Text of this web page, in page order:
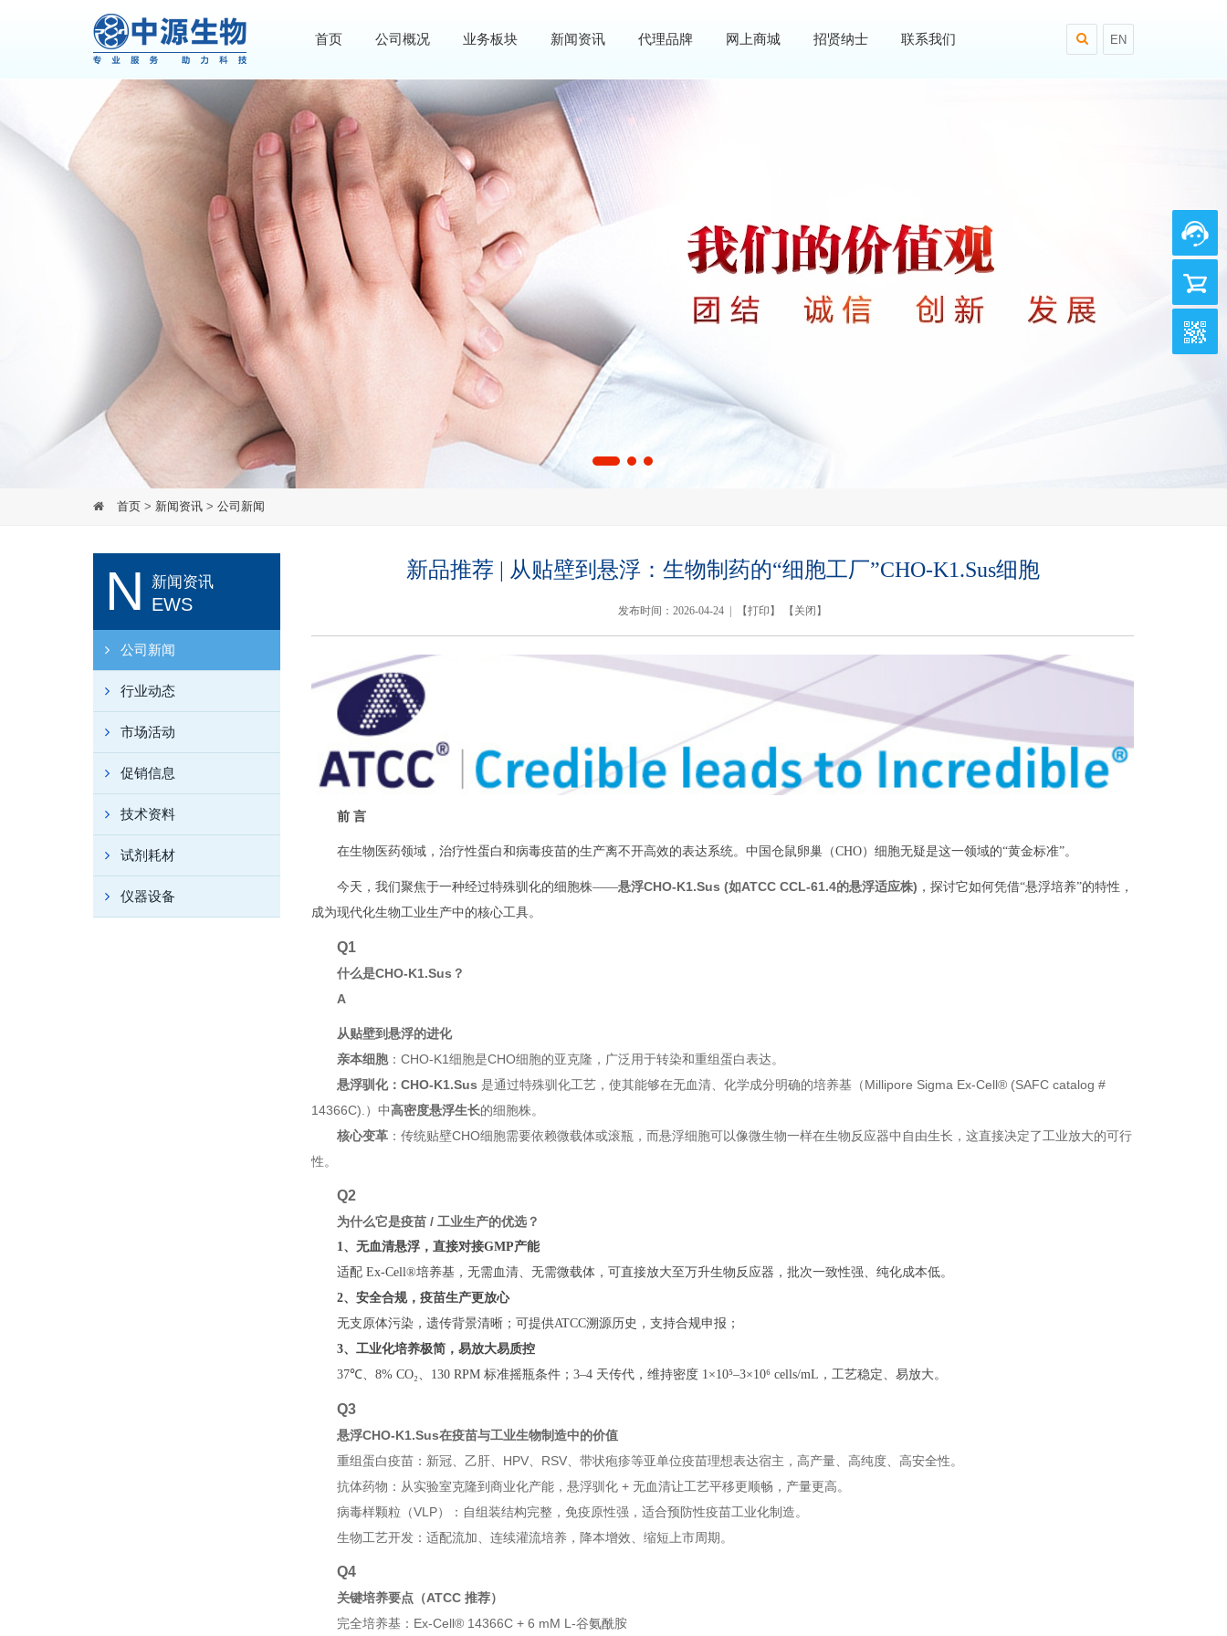
首页 公司概况 业务板块 新闻资讯 代理品牌 网上商城 招贤纳士 联系我们 EN
首页 > 新闻资讯 > 公司新闻
N 新闻资讯
EWS
公司新闻
行业动态
市场活动
促销信息
技术资料
试剂耗材
仪器设备
新品推荐 | 从贴壁到悬浮：生物制药的“细胞工厂”CHO-K1.Sus细胞
发布时间：2026-04-24 | 【打印 】 【 关闭 】
前 言
在生物医药领域，治疗性蛋白和病毒疫苗的生产离不开高效的表达系统。中国仓鼠卵巢（CHO）细胞无疑是这一领域的“黄金标准”。
今天，我们聚焦于一种经过特殊驯化的细胞株——悬浮CHO-K1.Sus (如ATCC CCL-61.4的悬浮适应株) ，探讨它如何凭借“悬浮培养”的特性，
成为现代化生物工业生产中的核心工具。
Q1
什么是CHO-K1.Sus？
A
从贴壁到悬浮的进化
亲本细胞：CHO-K1细胞是CHO细胞的亚克隆，广泛用于转染和重组蛋白表达。
悬浮驯化：CHO-K1.Sus是通过特殊驯化工艺，使其能够在无血清、化学成分明确的培养基（Millipore Sigma Ex-Cell® (SAFC catalog #
14366C).）中高密度悬浮生长的细胞株。
核心变革 ：传统贴壁CHO细胞需要依赖微载体或滚瓶，而悬浮细胞可以像微生物一样在生物反应器中自由生长，这直接决定了工业放大的可行
性。
Q2
为什么它是疫苗 / 工业生产的优选？
1、无血清悬浮，直接对接GMP产能
适配 Ex‑Cell®培养基，无需血清、无需微载体，可直接放大至万升生物反应器，批次一致性强、纯化成本低。
2、安全合规，疫苗生产更放心
无支原体污染，遗传背景清晰；可提供ATCC溯源历史，支持合规申报；
3、工业化培养极简，易放大易质控
37℃、8% CO₂、130 RPM 标准摇瓶条件；3–4 天传代，维持密度 1×10⁵–3×10⁶ cells/mL，工艺稳定、易放大。
Q3
悬浮CHO-K1.Sus在疫苗与工业生物制造中的价值
重组蛋白疫苗：新冠、乙肝、HPV、RSV、带状疱疹等亚单位疫苗理想表达宿主，高产量、高纯度、高安全性。
抗体药物：从实验室克隆到商业化产能，悬浮驯化 + 无血清让工艺平移更顺畅，产量更高。
病毒样颗粒（VLP）：自组装结构完整，免疫原性强，适合预防性疫苗工业化制造。
生物工艺开发：适配流加、连续灌流培养，降本增效、缩短上市周期。
Q4
关键培养要点（ATCC 推荐）
完全培养基：Ex‑Cell® 14366C + 6 mM L‑谷氨酰胺